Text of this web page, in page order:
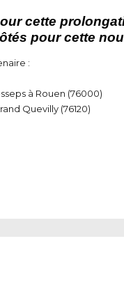
cette
pour cette
:
à Rouen (76000)
Quevilly (76120)